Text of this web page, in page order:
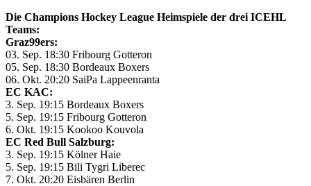
Die Champions Hockey League Heimspiele der drei ICEHL
Teams:
Graz99ers:
03. Sep. 18:30 Fribourg Gotteron
05. Sep. 18:30 Bordeaux Boxers
06. Okt. 20:20 SaiPa Lappeenranta
EC KAC:
3. Sep. 19:15 Bordeaux Boxers
5. Sep. 19:15 Fribourg Gotteron
6. Okt. 19:15 Kookoo Kouvola
EC Red Bull Salzburg:
3. Sep. 19:15 Kölner Haie
5. Sep. 19:15 Bili Tygri Liberec
7. Okt. 20:20 Eisbären Berlin